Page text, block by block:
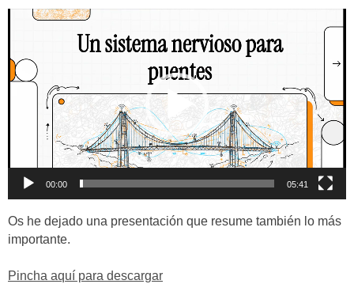
Reproductor
00:00 05:41
Os he dejado una presentación que resume también lo más
importante.
Pincha aquí para descargar